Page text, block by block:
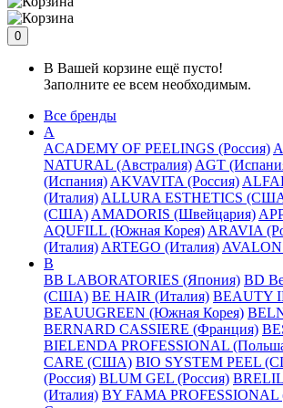
0
В Вашей корзине ещё пусто!
Заполните ее всем необходимым.
Все бренды
A
ACADEMY OF PEELINGS (Россия)
NATURAL (Австралия) AGT
(Испания) AKVAVITA (Россия)
(Италия) ALLURA ESTHETICS
(США) AMADORIS (Швейцария)
AQUFILL (Южная Корея) ARAVIA
(Италия) ARTEGO (Италия)
B
BB LABORATORIES (Япония) BD
(США) BE HAIR (Италия) BEAUTY
BEAUUGREEN (Южная Корея)
BERNARD CASSIERE (Франция)
BIELENDA PROFESSIONAL
CARE (США) BIO SYSTEM PEEL
(Россия) BLUM GEL (Россия)
(Италия) BY FAMA PROFESSIONAL